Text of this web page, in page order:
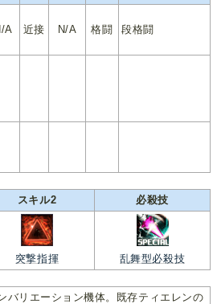
A 近接 N/A 格闘 段格闘
スキル2 必殺技
突撃指揮 乱舞型必殺技
バリエーション機体。既存ティエレンの